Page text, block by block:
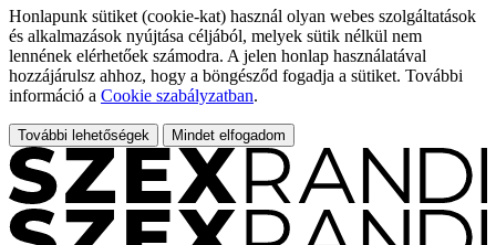
Honlapunk sütiket (cookie-kat) használ olyan webes szolgáltatások
és alkalmazások nyújtása céljából, melyek sütik nélkül nem
lennének elérhetőek számodra. A jelen honlap használatával
hozzájárulsz ahhoz, hogy a böngésződ fogadja a sütiket. További
információ a Cookie szabályzatban.
További lehetőségek Mindet elfogadom